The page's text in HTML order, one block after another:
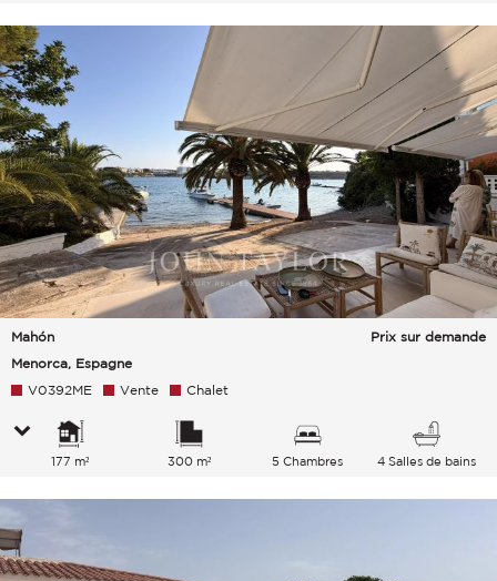
Mahón
Menorca, Espagne
Prix sur demande
V0392ME Vente Chalet
177 m² 300 m² 5 Chambres 4 Salles de bains